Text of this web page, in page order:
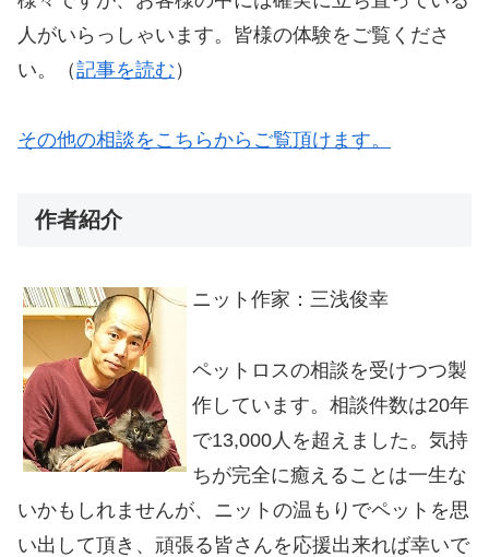
人がいらっしゃいます。皆様の体験をご覧くださ
い。（記事を読む ）
その他の相談をこちらからご覧頂けます。
作者紹介
ニット作家：三浅俊幸
ペットロスの相談を受けつつ製
作しています。相談件数は20年
で13,000人を超えました。気持
ちが完全に癒えることは一生な
いかもしれませんが、ニットの温もりでペットを思
い出して頂き、頑張る皆さんを応援出来れば幸いで